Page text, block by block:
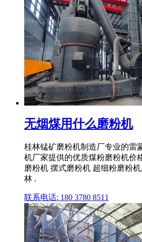
无烟煤用什么磨粉机
桂林锰矿磨粉机制造厂专业的雷
机厂家提供的优质煤粉磨粉机价
磨粉机 摆式磨粉机 超细粉磨粉
林 .
联系电话: 180 3780 8511